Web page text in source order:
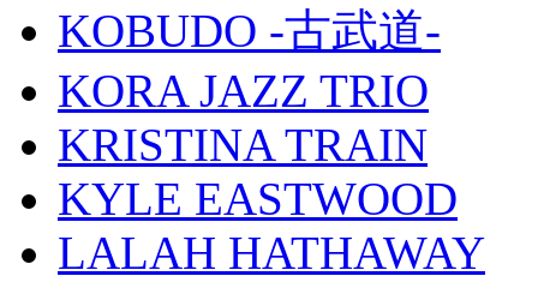
KOBUDO -古武道-
KORA JAZZ TRIO
KRISTINA TRAIN
KYLE EASTWOOD
LALAH HATHAWAY